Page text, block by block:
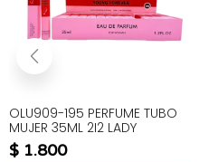
OLU909-195 PERFUME TUBO
MUJER 35ML 2I2 LADY
$ 1.800